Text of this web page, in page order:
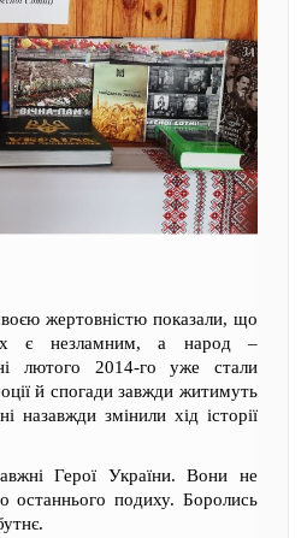
жертовністю показали, що
є незламним, а народ –
лютого 2014-го уже стали
й спогади завжди житимуть
змінили хід історії
Герої України. Вони не
останнього подиху. Боролись